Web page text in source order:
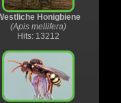
Honigbiene
(Apis mellifera)
Hits: 13212